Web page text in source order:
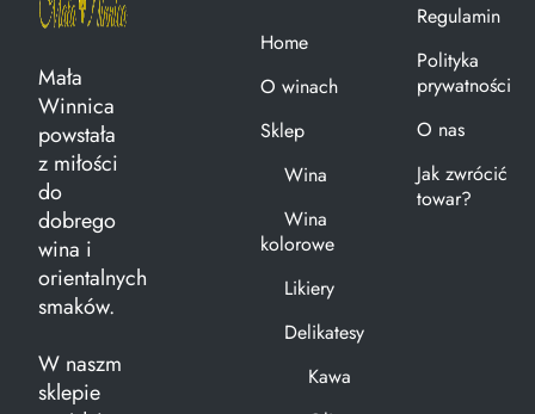
Mała
Winnica
powstała
z miłości
do
dobrego
wina i
orientalnych
smaków.
W naszm
sklepie
Home
O winach
Sklep
Wina
Wina
kolorowe
Likiery
Delikatesy
Kawa
Regulamin
Polityka
prywatności
O nas
Jak zwrócić
towar?